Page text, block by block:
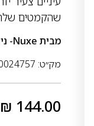
שהקמטים
מבית Nuxe- ניוקס
מק״ט: 3264680024757
₪ 144.00